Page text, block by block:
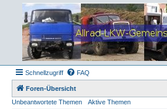
Schnellzugriff FAQ
Foren-Übersicht
Unbeantwortete Themen
Aktive Themen